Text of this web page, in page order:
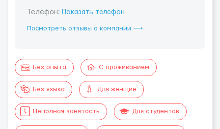
Телефон: Показать телефон
Посмотреть отзывы о компании ⟶
Без опыта С проживанием
Без языка Для женщин
Неполная занятость Для студентов